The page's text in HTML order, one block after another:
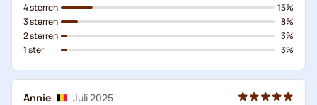
4 sterren
3 sterren
2 sterren
1 ster
15%
8%
3%
3%
Annie
Juli 2025